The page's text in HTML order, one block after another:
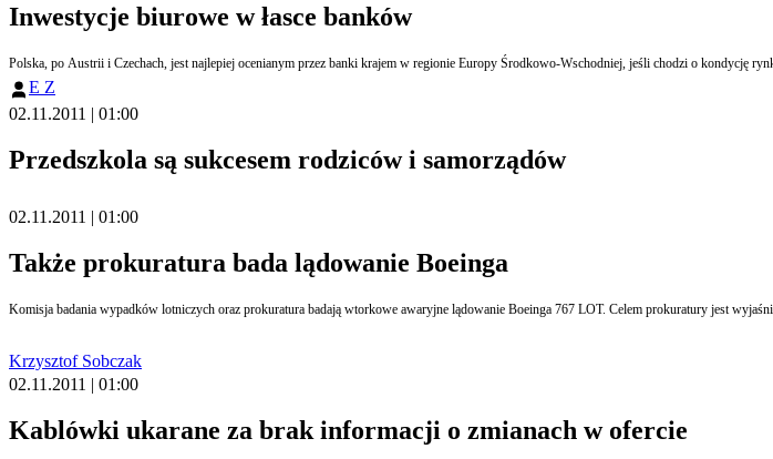
Inwestycje biurowe w łasce banków
Polska, po Austrii i Czechach, jest najlepiej ocenianym przez banki krajem w regionie Europy Środkowo-Wschodniej, jeśli chodzi o kondycję
E Z
02.11.2011 | 01:00
Przedszkola są sukcesem rodziców i samorządów
02.11.2011 | 01:00
Także prokuratura bada lądowanie Boeinga
Komisja badania wypadków lotniczych oraz prokuratura badają wtorkowe awaryjne lądowanie Boeinga 767 LOT. Celem prokuratury jest
Krzysztof Sobczak
02.11.2011 | 01:00
Kablówki ukarane za brak informacji o zmianach w ofercie